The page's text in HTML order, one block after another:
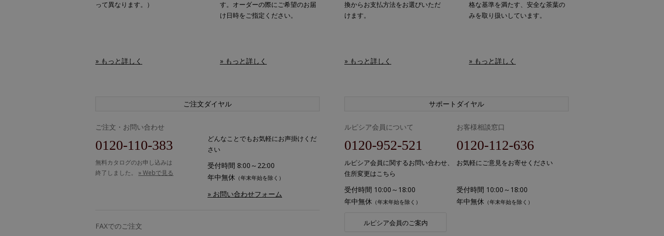
って異なります。）
» もっと詳しく
す。オーダーの際にご希望のお届
け日時をご指定ください。
» もっと詳しく
換からお支払方法をお選びいただ
けます。
» もっと詳しく
格な基準を満たす、安全な茶葉の
みを取り扱いしています。
» もっと詳しく
ご注文ダイヤル
ご注文・お問い合わせ
0120-110-383
無料カタログのお申し込みは
終了しました。 » Webで見る
どんなことでもお気軽にお声掛けくだ
さい
受付時間 8:00～22:00
年中無休 （年末年始を除く）
» お問い合わせフォーム
FAXでのご注文
サポートダイヤル
ルピシア会員について
0120-952-521
ルピシア会員に関するお問い合わせ、
住所変更はこちら
受付時間 10:00～18:00
年中無休 （年末年始を除く）
ルピシア会員のご案内
お客様相談窓口
0120-112-636
お気軽にご意見をお寄せください
受付時間 10:00～18:00
年中無休 （年末年始を除く）